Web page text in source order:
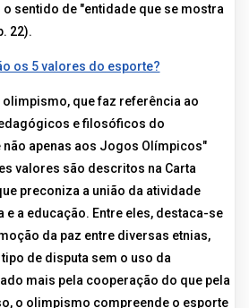
sentido de "entidade que se mostra
22).
que faz referência ao
e filosóficos do
não apenas aos Jogos Olímpicos"
valores são descritos na Carta
preconiza a união da atividade
e a educação. Entre eles, destaca-se
da paz entre diversas etnias,
de disputa sem o uso da
mais pela cooperação do que pela
o olimpismo compreende o esporte